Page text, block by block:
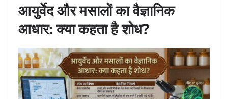
आयुर्वेद और मसालों का वैज्ञानिक
आधार: क्या कहता है शोध?